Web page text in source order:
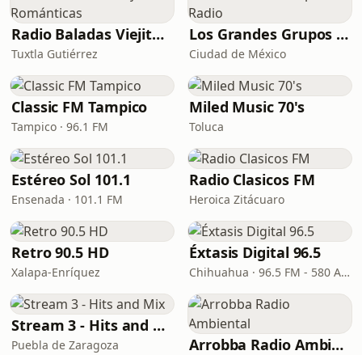
Radio Baladas Viejitas Románticas
Tuxtla Gutiérrez
Los Grandes Grupos Radio
Ciudad de México
Classic FM Tampico
Tampico · 96.1 FM
Miled Music 70's
Toluca
Estéreo Sol 101.1
Ensenada · 101.1 FM
Radio Clasicos FM
Heroica Zitácuaro
Retro 90.5 HD
Xalapa-Enríquez
Éxtasis Digital 96.5
Chihuahua · 96.5 FM - 580 AM
Stream 3 - Hits and Mix
Puebla de Zaragoza Arrobba Radio Ambiental